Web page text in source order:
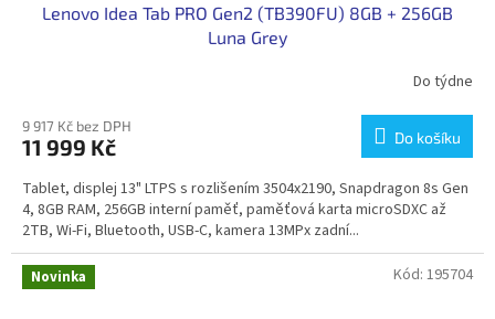
Lenovo Idea Tab PRO Gen2 (TB390FU) 8GB + 256GB
Luna Grey
Do týdne
9 917 Kč bez DPH
11 999 Kč Do košíku
Tablet, displej 13" LTPS s rozlišením 3504x2190, Snapdragon 8s Gen
4, 8GB RAM, 256GB interní paměť, paměťová karta microSDXC až
2TB, Wi-Fi, Bluetooth, USB-C, kamera 13MPx zadní...
Novinka Kód: 195704